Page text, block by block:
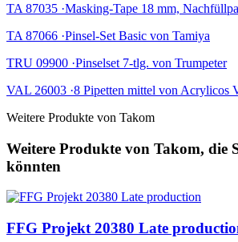
TA 87035 ·Masking-Tape 18 mm,
TA 87066 ·Pinsel-Set Basic von Tamiya
TRU 09900 ·Pinselset 7-tlg. von Trumpeter
VAL 26003 ·8 Pipetten mittel von Acrylicos
Weitere Produkte von Takom
Weitere Produkte von Takom, die
könnten
FFG Projekt 20380 Late